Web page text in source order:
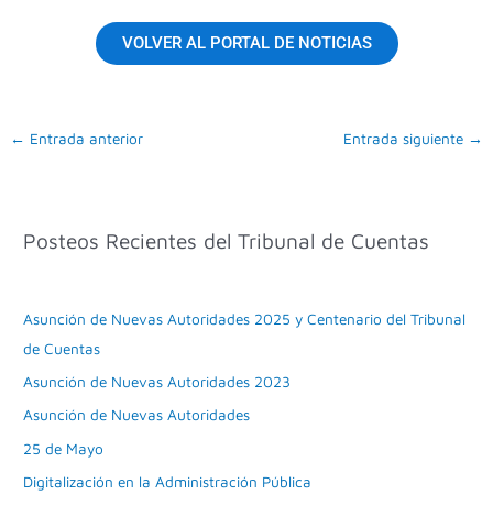
VOLVER AL PORTAL DE NOTICIAS
← Entrada anterior Entrada siguiente →
Posteos Recientes del Tribunal de Cuentas
Asunción de Nuevas Autoridades 2025 y Centenario del Tribunal
de Cuentas
Asunción de Nuevas Autoridades 2023
Asunción de Nuevas Autoridades
25 de Mayo
Digitalización en la Administración Pública